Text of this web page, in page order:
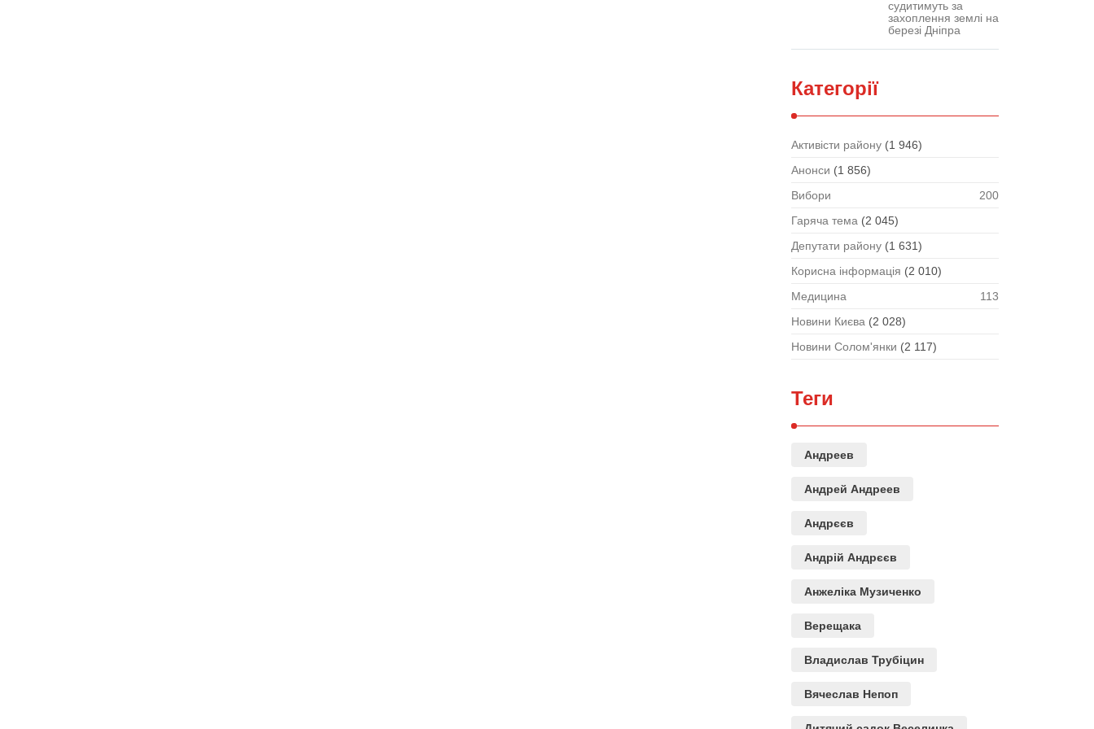
судитимуть за
захоплення землі на
березі Дніпра
Категорії
Активісти району (1 946)
Анонси (1 856)
Вибори
200
Гаряча тема (2 045)
Депутати району (1 631)
Корисна інформація (2 010)
Медицина
113
Новини Києва (2 028)
Новини Солом'янки (2 117)
Теги
Андреев
Андрей Андреев
Андрєєв
Андрій Андрєєв
Анжеліка Музиченко
Верещака
Владислав Трубіцин
Вячеслав Непоп